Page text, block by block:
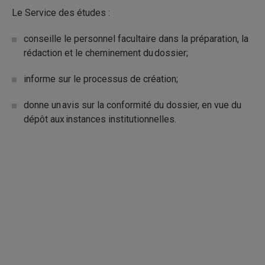
Le Service des études :
conseille le personnel facultaire dans la préparation, la
rédaction et le cheminement du dossier;
informe sur le processus de création;
donne un avis sur la conformité du dossier, en vue du
dépôt aux instances institutionnelles.